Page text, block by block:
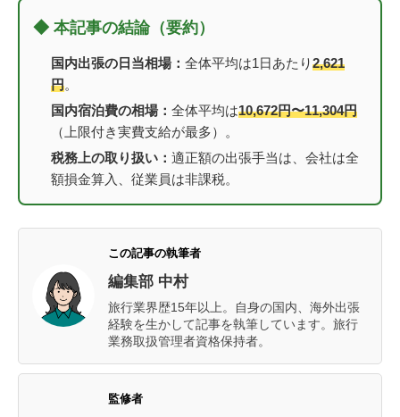
◆ 本記事の結論（要約）
国内出張の日当相場： 全体平均は1日あたり2,621
円。
国内宿泊費の相場： 全体平均は10,672円〜11,304円
（上限付き実費支給が最多）。
税務上の取り扱い： 適正額の出張手当は、会社は全
額損金算入、従業員は非課税。
この記事の執筆者
編集部 中村
旅行業界歴15年以上。自身の国内、海外出張
経験を生かして記事を執筆しています。旅行
業務取扱管理者資格保持者。
監修者